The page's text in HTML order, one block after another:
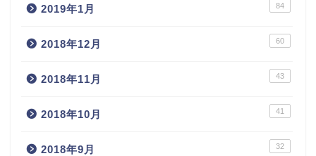
2019年1月 84
2018年12月 60
2018年11月 43
2018年10月 41
2018年9月 32